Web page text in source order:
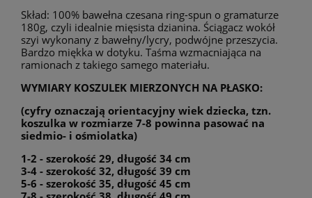
Skład: 100% bawełna czesana ring-spun o gramaturze
180g, czyli idealnie mięsista dzianina. Ściągacz wokół
szyi wykonany z bawełny/lycry, podwójne przeszycia.
Bardzo miękka w dotyku. Taśma wzmacniająca na
ramionach z takiego samego materiału.
WYMIARY KOSZULEK MIERZONYCH NA PŁASKO:
(cyfry oznaczają orientacyjny wiek dziecka, tzn.
koszulka w rozmiarze 7-8 powinna pasować na
siedmio- i ośmiolatka)
1-2 - szerokość 29, długość 34 cm
3-4 - szerokość 32, długość 39 cm
5-6 - szerokość 35, długość 45 cm